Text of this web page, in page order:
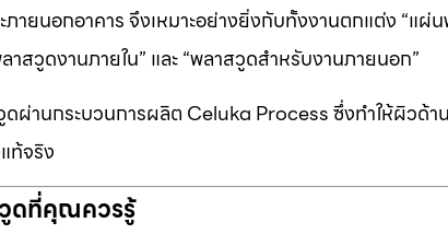
ภายนอกอาคาร จึงเหมาะอย่างยิ่งกับทั้งงานตกแต่ง “แผ่
าสวูดงานภายใน” และ “พลาสวูดสำหรับงานภายนอก”
านกระบวนการผลิต Celuka Process ซึ่งทำให้ผิวด้าน
ท้จริง
ดที่คุณควรรู้